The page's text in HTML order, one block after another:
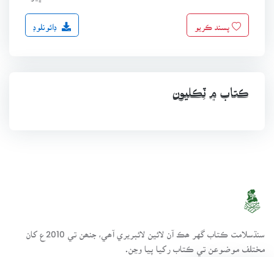
پسند ڪريو ڊائونلوڊ
ڪتاب ۾ ٽِڪليون
سنڌسلامت ڪتاب گهر ھڪ آن لائين لائبريري آھي، جنھن تي 2010ع کان
مختلف موضوعن تي ڪتاب رکيا پيا وڃن.